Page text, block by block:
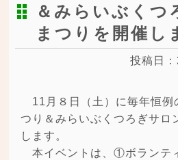
＆みらいぶくつ
まつりを開催し
投稿日
11月８日（土）に毎年恒例
つり＆みらいぶくつろぎサロ
します。
本イベントは、①ボランテ